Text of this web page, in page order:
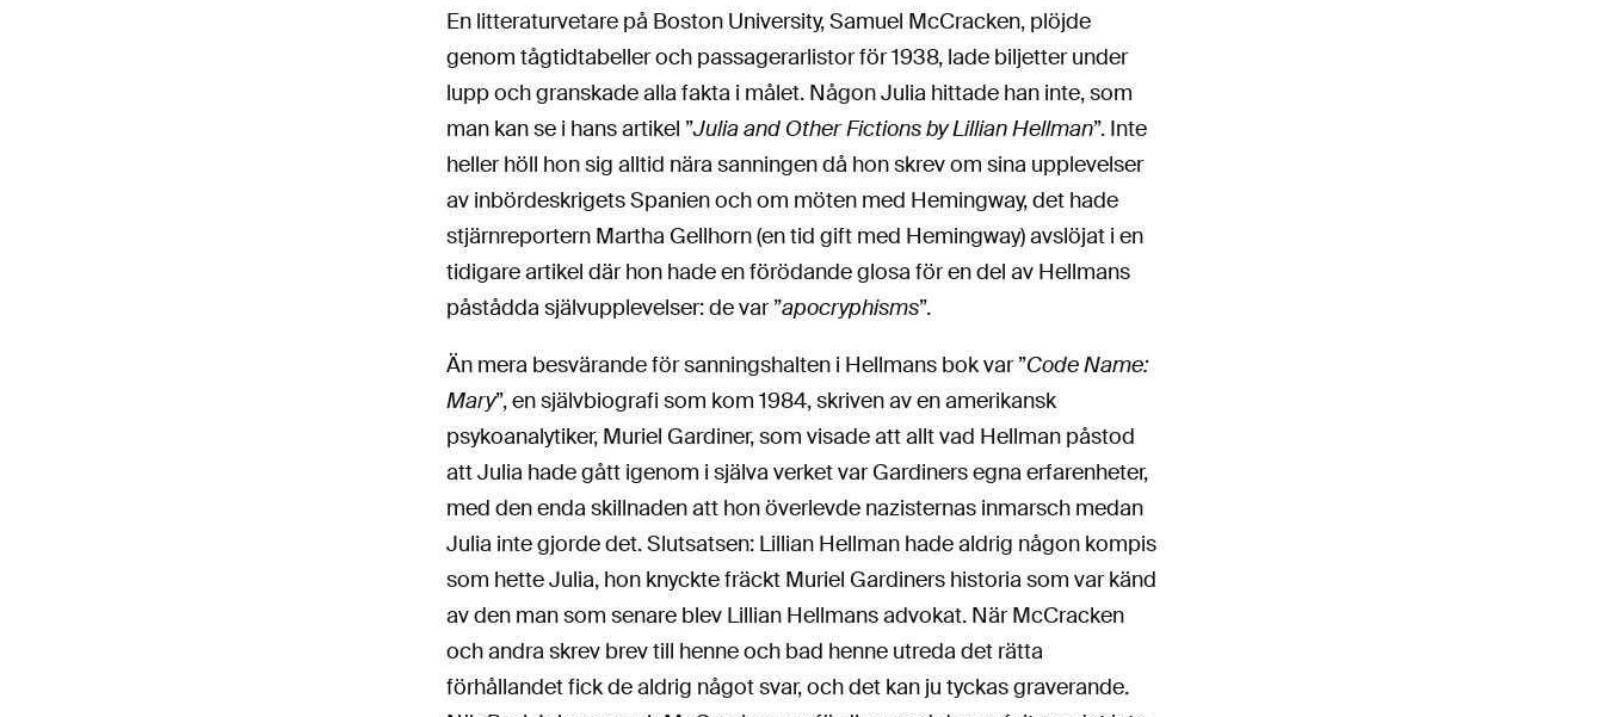
En litteraturvetare på Boston University, Samuel McCracken, plöjde
genom tågtidtabeller och passagerarlistor för 1938, lade biljetter under
lupp och granskade alla fakta i målet. Någon Julia hittade han inte, som
man kan se i hans artikel ”Julia and Other Fictions by Lillian Hellman”. Inte
heller höll hon sig alltid nära sanningen då hon skrev om sina upplevelser
av inbördeskrigets Spanien och om möten med Hemingway, det hade
stjärnreportern Martha Gellhorn (en tid gift med Hemingway) avslöjat i en
tidigare artikel där hon hade en förödande glosa för en del av Hellmans
påstådda självupplevelser: de var ”apocryphisms”.
Än mera besvärande för sanningshalten i Hellmans bok var ”Code Name:
Mary”, en självbiografi som kom 1984, skriven av en amerikansk
psykoanalytiker, Muriel Gardiner, som visade att allt vad Hellman påstod
att Julia hade gått igenom i själva verket var Gardiners egna erfarenheter,
med den enda skillnaden att hon överlevde nazisternas inmarsch medan
Julia inte gjorde det. Slutsatsen: Lillian Hellman hade aldrig någon kompis
som hette Julia, hon knyckte fräckt Muriel Gardiners historia som var känd
av den man som senare blev Lillian Hellmans advokat. När McCracken
och andra skrev brev till henne och bad henne utreda det rätta
förhållandet fick de aldrig något svar, och det kan ju tyckas graverande.